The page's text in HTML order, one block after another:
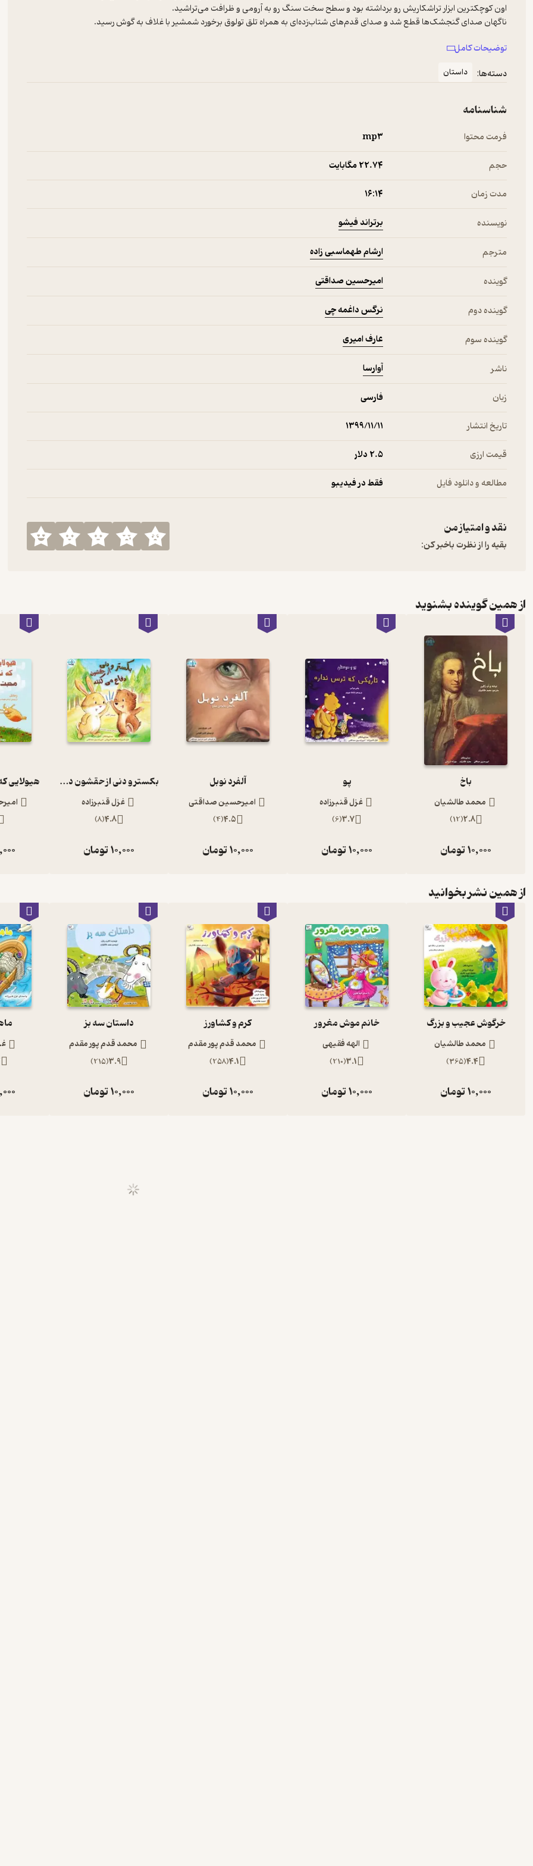
توضیحات کامل
دسته‌ها:
داستان
شناسنامه
فرمت محتوا mp۳
حجم 22.۷۴ مگابایت
مدت زمان ۱۶:۱۴
نویسنده برتراند فیشو
مترجم ارشام طهماسبی زاده
گوینده امیرحسین صداقتی
گوینده دوم نرگس داغمه چی
گوینده سوم عارف امیری
ناشر آوارسا
زبان فارسی
تاریخ انتشار ۱۳۹۹/۱۱/۱۱
قیمت ارزی 2.۵ دلار
مطالعه و دانلود فایل فقط در فیدیبو
نقد و امتیاز من
بقیه را از نظرت باخبر کن:
از همین گوینده بشنوید
باخ
محمد طالشیان
2.8
(
12
)
10,000تومان
پو
غزل قنبرزاده
3.7
(
6
)
10,000تومان
آلفرد نوبل
امیرحسین صداقتی
4.5
(
4
)
10,000تومان
بکستر و دنی از حقشون دفاع می کنن
غزل قنبرزاده
4.8
(
8
)
10,000تومان
از همین نشر بخوانید
خرگوش عجیب و بزرگ
محمد طالشیان
4.4
(
365
)
10,000تومان
خانم موش مغرور
الهه فقیهی
3.1
(
210
)
10,000تومان
کرم و کشاورز
محمد قدم پور مقدم
4.1
(
258
)
10,000تومان
داستان سه بز
محمد قدم پور مقدم
3.9
(
215
)
10,000تومان